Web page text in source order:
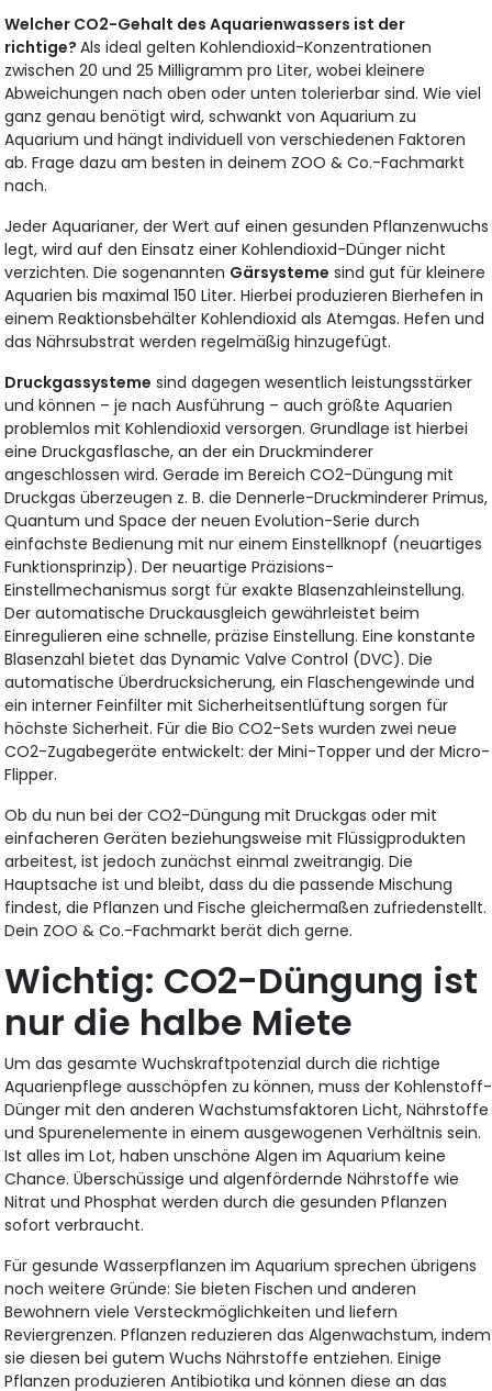
Welcher CO2-Gehalt des Aquarienwassers ist der
richtige?Als ideal gelten Kohlendioxid-Konzentrationen
zwischen 20 und 25 Milligramm pro Liter, wobei kleinere
Abweichungen nach oben oder unten tolerierbar sind. Wie viel
ganz genau benötigt wird, schwankt von Aquarium zu
Aquarium und hängt individuell von verschiedenen Faktoren
ab. Frage dazu am besten in deinem ZOO & Co.-Fachmarkt
nach.
Jeder Aquarianer, der Wert auf einen gesunden Pflanzenwuchs
legt, wird auf den Einsatz einer Kohlendioxid-Dünger nicht
verzichten. Die sogenannten Gärsysteme sind gut für kleinere
Aquarien bis maximal 150 Liter. Hierbei produzieren Bierhefen in
einem Reaktionsbehälter Kohlendioxid als Atemgas. Hefen und
das Nährsubstrat werden regelmäßig hinzugefügt.
Druckgassysteme sind dagegen wesentlich leistungsstärker
und können – je nach Ausführung – auch größte Aquarien
problemlos mit Kohlendioxid versorgen. Grundlage ist hierbei
eine Druckgasflasche, an der ein Druckminderer
angeschlossen wird. Gerade im Bereich CO2-Düngung mit
Druckgas überzeugen z. B. die Dennerle-Druckminderer Primus,
Quantum und Space der neuen Evolution-Serie durch
einfachste Bedienung mit nur einem Einstellknopf (neuartiges
Funktionsprinzip). Der neuartige Präzisions-
Einstellmechanismus sorgt für exakte Blasenzahleinstellung.
Der automatische Druckausgleich gewährleistet beim
Einregulieren eine schnelle, präzise Einstellung. Eine konstante
Blasenzahl bietet das Dynamic Valve Control (DVC). Die
automatische Überdrucksicherung, ein Flaschengewinde und
ein interner Feinfilter mit Sicherheitsentlüftung sorgen für
höchste Sicherheit. Für die Bio CO2-Sets wurden zwei neue
CO2-Zugabegeräte entwickelt: der Mini-Topper und der Micro-
Flipper.
Ob du nun bei der CO2-Düngung mit Druckgas oder mit
einfacheren Geräten beziehungsweise mit Flüssigprodukten
arbeitest, ist jedoch zunächst einmal zweitrangig. Die
Hauptsache ist und bleibt, dass du die passende Mischung
findest, die Pflanzen und Fische gleichermaßen zufriedenstellt.
Dein ZOO & Co.-Fachmarkt berät dich gerne.
Wichtig: CO2-Düngung ist
nur die halbe Miete
Um das gesamte Wuchskraftpotenzial durch die richtige
Aquarienpflege ausschöpfen zu können, muss der Kohlenstoff-
Dünger mit den anderen Wachstumsfaktoren Licht, Nährstoffe
und Spurenelemente in einem ausgewogenen Verhältnis sein.
Ist alles im Lot, haben unschöne Algen im Aquarium keine
Chance. Überschüssige und algenfördernde Nährstoffe wie
Nitrat und Phosphat werden durch die gesunden Pflanzen
sofort verbraucht.
Für gesunde Wasserpflanzen im Aquarium sprechen übrigens
noch weitere Gründe: Sie bieten Fischen und anderen
Bewohnern viele Versteckmöglichkeiten und liefern
Reviergrenzen. Pflanzen reduzieren das Algenwachstum, indem
sie diesen bei gutem Wuchs Nährstoffe entziehen. Einige
Pflanzen produzieren Antibiotika und können diese an das